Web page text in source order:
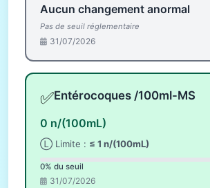
Aucun changement anormal
Pas de seuil réglementaire
31/07/2026
✅Entérocoques /100ml-MS
0 n/(100mL)
Ⓛ Limite : ≤ 1 n/(100mL)
0% du seuil
31/07/2026